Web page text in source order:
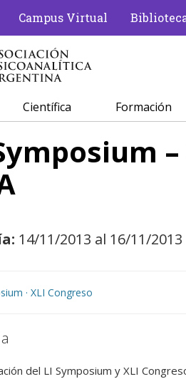
Campus Virtual
Científica Formación
14/11/2013 al 16/11/2013
· XLI Congreso
del LI Symposium y XLI